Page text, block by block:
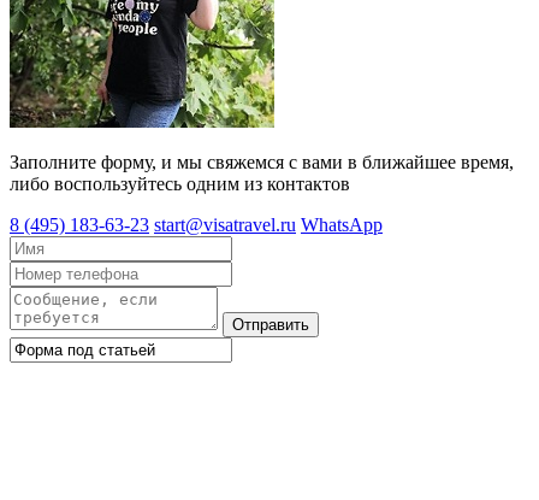
Заполните форму, и мы свяжемся с вами в ближайшее время,
либо воспользуйтесь одним из контактов
8 (495) 183-63-23 start@visatravel.ru WhatsApp
Отправить